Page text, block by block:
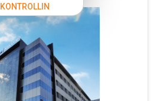
KONTROLLIN